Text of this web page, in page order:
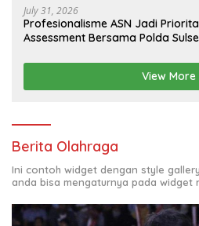
July 31, 2026
Profesionalisme ASN Jadi
Assessment Bersama Polda
View More
Berita Olahraga
Ini contoh widget dengan style
anda bisa mengaturnya pada widget